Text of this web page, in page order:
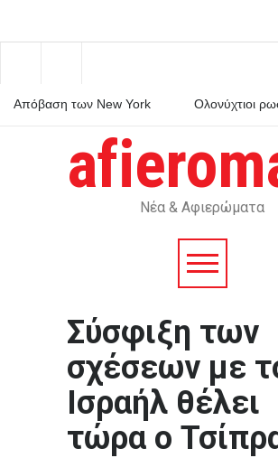
Απόβαση των New York
και της αγγειοπλαστικής
Ολονύχτιοι
σκουπιδιάρηδες: μια πολλά
υποσχόμενη επιχειρηματική
Νέα & Αφιερώματα
Σύσφιξη των
σχέσεων με
Ισραήλ θέλει
τώρα ο